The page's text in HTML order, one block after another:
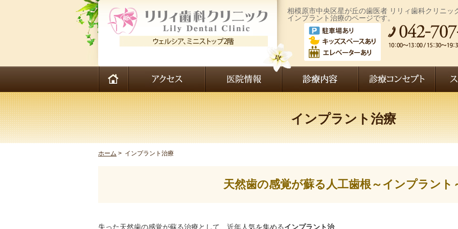
相模原市中央区星が丘の歯医者 リリィ歯科クリニッ
インプラント治療のページです。
インプラント治療
ホーム > インプラント治療
天然歯の感覚が蘇る人工歯根～インプラント
失った天然歯の感覚が蘇る治療として、近年人気を集めるインプラント治